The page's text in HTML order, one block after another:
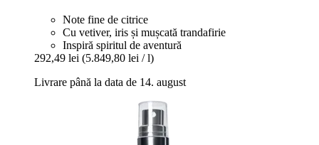
Note fine de citrice
Cu vetiver, iris și mușcată trandafirie
Inspiră spiritul de aventură
292,49 lei (5.849,80 lei / l)
Livrare până la data de 14. august